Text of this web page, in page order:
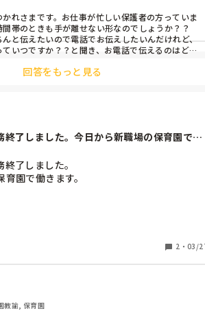
れさまです。お仕事が忙しい保護者の方っていま
帯のときも手が離せない形なのでしょうか？？
と伝えたいので電話でお伝えしたいんだけれど、
いつですか？？と聞き、お電話で伝えるのはどう
回答をもっと見る
終了しました。今日から新職場の保育園で働
了しました。
園で働きます。
間だけど、これからもいろんなことを頑張
2 ・ 03/
教諭, 保育園